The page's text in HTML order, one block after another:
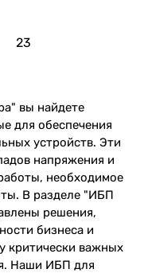
23
вы найдете
для обеспечения
устройств. Эти
напряжения и
необходимое
В разделе "ИБП
решения,
бизнеса и
критически важных
Наши ИБП для